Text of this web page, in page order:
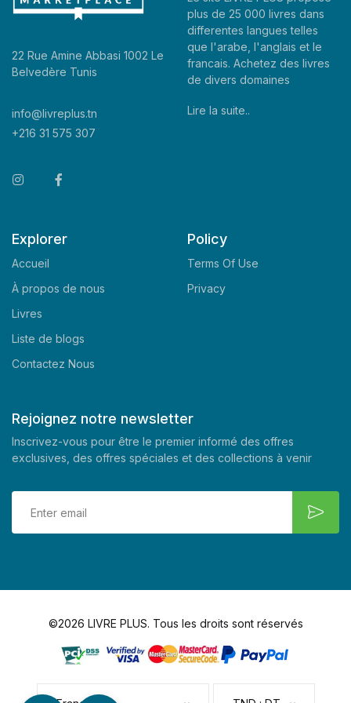
22 Rue Amine Abbasi 1002 Le
Belvedère Tunis
info@livreplus.tn
+216 31 575 307
plus de 25 000 livres dans
differentes langues telles
que l'arabe, l'anglais et le
francais. Achetez des livres
de divers domaines
Lire la suite..
Explorer
Accueil
À propos de nous
Livres
Liste de blogs
Contactez Nous
Policy
Terms Of Use
Privacy
Rejoignez notre newsletter
Inscrivez-vous pour être le premier informé des offres
exclusives, des offres spéciales et des collections à venir
©2026 LIVRE PLUS. Tous les droits sont réservés